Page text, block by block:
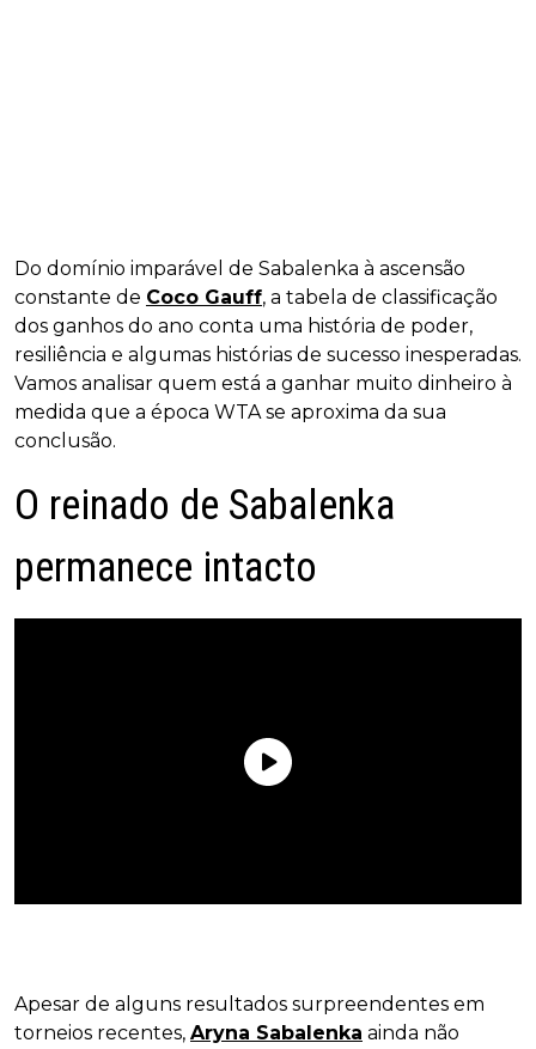
Do domínio imparável de Sabalenka à ascensão
constante de Coco Gauff, a tabela de classificação
dos ganhos do ano conta uma história de poder,
resiliência e algumas histórias de sucesso inesperadas.
Vamos analisar quem está a ganhar muito dinheiro à
medida que a época WTA se aproxima da sua
conclusão.
O reinado de Sabalenka
permanece intacto
Apesar de alguns resultados surpreendentes em
torneios recentes, Aryna Sabalenka ainda não